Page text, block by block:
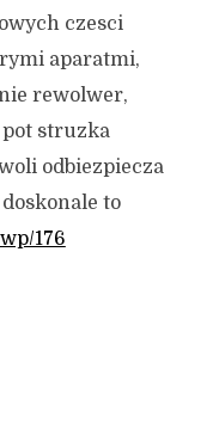
czesci
aparatmi,
rewolwer,
struzka
odbiezpiecza
to
176